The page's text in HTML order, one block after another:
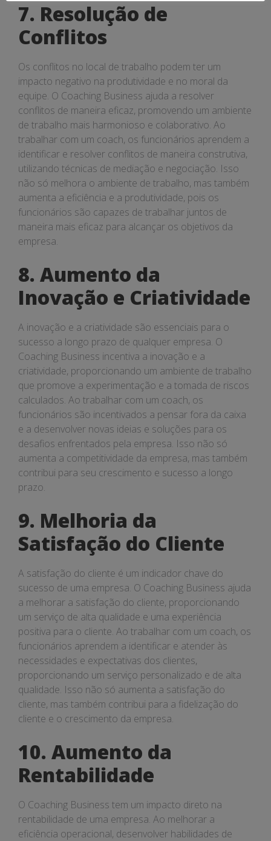
7. Resolução de
Conflitos
Os conflitos no local de trabalho podem ter um
impacto negativo na produtividade e no moral da
equipe. O Coaching Business ajuda a resolver
conflitos de maneira eficaz, promovendo um ambiente
de trabalho mais harmonioso e colaborativo. Ao
trabalhar com um coach, os funcionários aprendem a
identificar e resolver conflitos de maneira construtiva,
utilizando técnicas de mediação e negociação. Isso
não só melhora o ambiente de trabalho, mas também
aumenta a eficiência e a produtividade, pois os
funcionários são capazes de trabalhar juntos de
maneira mais eficaz para alcançar os objetivos da
empresa.
8. Aumento da
Inovação e Criatividade
A inovação e a criatividade são essenciais para o
sucesso a longo prazo de qualquer empresa. O
Coaching Business incentiva a inovação e a
criatividade, proporcionando um ambiente de trabalho
que promove a experimentação e a tomada de riscos
calculados. Ao trabalhar com um coach, os
funcionários são incentivados a pensar fora da caixa
e a desenvolver novas ideias e soluções para os
desafios enfrentados pela empresa. Isso não só
aumenta a competitividade da empresa, mas também
contribui para seu crescimento e sucesso a longo
prazo.
9. Melhoria da
Satisfação do Cliente
A satisfação do cliente é um indicador chave do
sucesso de uma empresa. O Coaching Business ajuda
a melhorar a satisfação do cliente, proporcionando
um serviço de alta qualidade e uma experiência
positiva para o cliente. Ao trabalhar com um coach, os
funcionários aprendem a identificar e atender às
necessidades e expectativas dos clientes,
proporcionando um serviço personalizado e de alta
qualidade. Isso não só aumenta a satisfação do
cliente, mas também contribui para a fidelização do
cliente e o crescimento da empresa.
10. Aumento da
Rentabilidade
O Coaching Business tem um impacto direto na
rentabilidade de uma empresa. Ao melhorar a
eficiência operacional, desenvolver habilidades de